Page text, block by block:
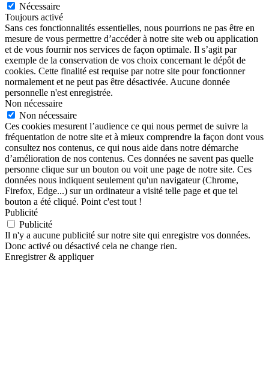
Nécessaire
Toujours activé
Sans ces fonctionnalités essentielles, nous pourrions ne pas être en
mesure de vous permettre d’accéder à notre site web ou application
et de vous fournir nos services de façon optimale. Il s’agit par
exemple de la conservation de vos choix concernant le dépôt de
cookies. Cette finalité est requise par notre site pour fonctionner
normalement et ne peut pas être désactivée. Aucune donnée
personnelle n'est enregistrée.
Non nécessaire
Non nécessaire
Ces cookies mesurent l’audience ce qui nous permet de suivre la
fréquentation de notre site et à mieux comprendre la façon dont vous
consultez nos contenus, ce qui nous aide dans notre démarche
d’amélioration de nos contenus. Ces données ne savent pas quelle
personne clique sur un bouton ou voit une page de notre site. Ces
données nous indiquent seulement qu'un navigateur (Chrome,
Firefox, Edge...) sur un ordinateur a visité telle page et que tel
bouton a été cliqué. Point c'est tout !
Publicité
Publicité
Il n'y a aucune publicité sur notre site qui enregistre vos données.
Donc activé ou désactivé cela ne change rien.
Enregistrer & appliquer